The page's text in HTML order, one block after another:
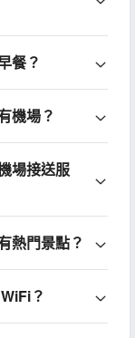
餐？
機場？
場接送服
熱門景點？
？